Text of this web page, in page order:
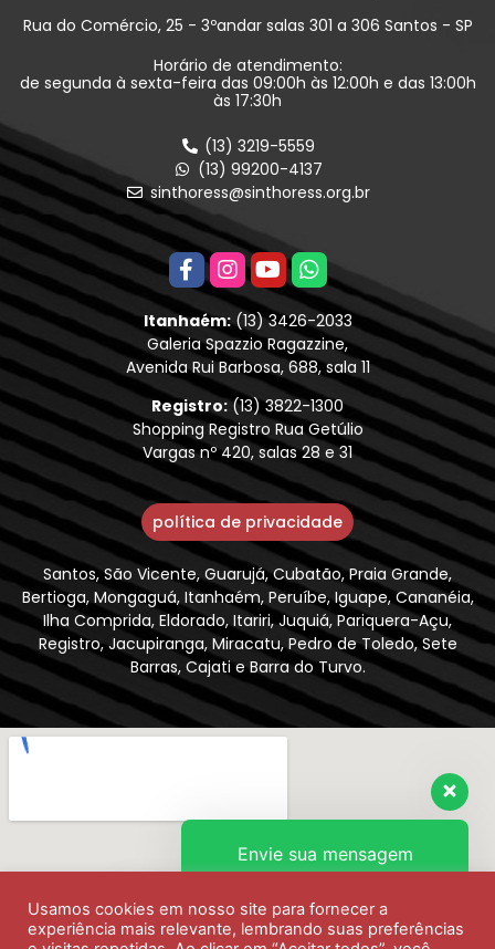
Rua do Comércio, 25 - 3ºandar salas 301 a 306 Santos - SP
Horário de atendimento:
de segunda à sexta-feira das 09:00h às 12:00h e das 13:00h
às 17:30h
(13) 3219-5559
(13) 99200-4137
sinthoress@sinthoress.org.br
Itanhaém:(13) 3426-2033
Galeria Spazzio Ragazzine,
Avenida Rui Barbosa, 688, sala 11
Registro:(13) 3822-1300
Shopping Registro Rua Getúlio
Vargas nº 420, salas 28 e 31
política de privacidade
Santos, São Vicente, Guarujá, Cubatão, Praia Grande,
Bertioga, Mongaguá, Itanhaém, Peruíbe, Iguape, Cananéia,
Ilha Comprida, Eldorado, Itariri, Juquiá, Pariquera-Açu,
Registro, Jacupiranga, Miracatu, Pedro de Toledo, Sete
Barras, Cajati e Barra do Turvo.
Usamos cookies em nosso site para fornecer a
experiência mais relevante, lembrando suas preferências
Envie sua mensagem
Olá, como podemos ajudar?